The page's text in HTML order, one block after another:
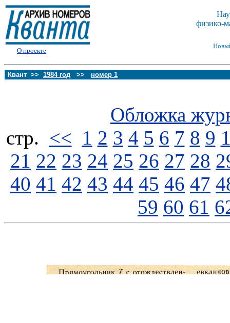
О проекте
физико-
Квант >> 1984 год >> номер 1
Обложка
стp. << 1 2 3 4 5 6 7 8 9
21 22 23 24 25 26 27 28
40 41 42 43 44 45 46 47
59 60 61